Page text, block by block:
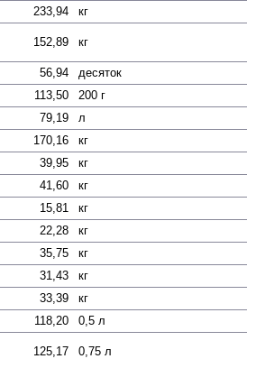
233,94
кг
152,89 кг
56,94
десяток
113,50
200 г
79,19
л
170,16
кг
39,95
кг
41,60
кг
15,81
кг
22,28
кг
35,75
кг
31,43
кг
33,39
кг
118,20
0,5 л
125,17 0,75 л